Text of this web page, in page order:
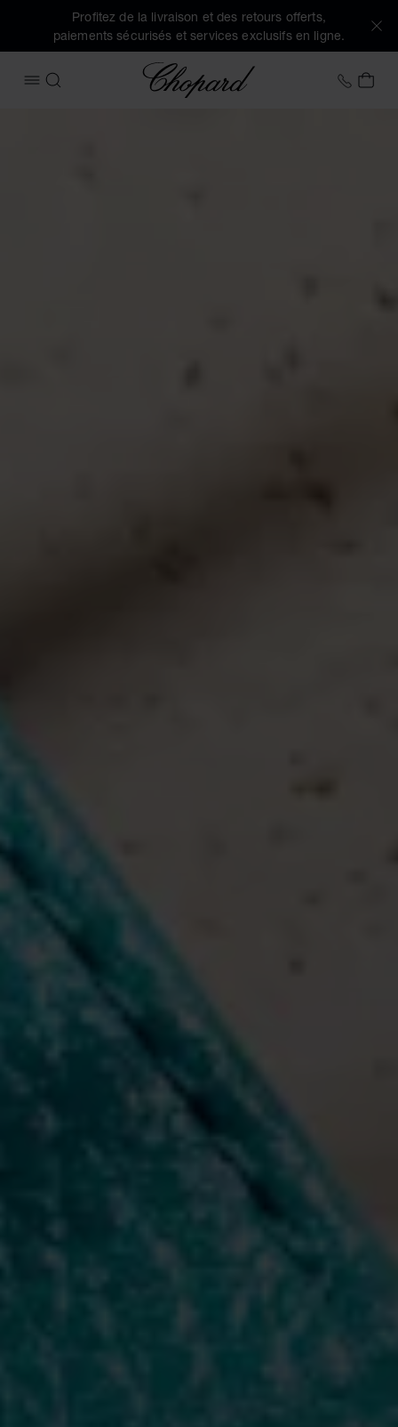
Profitez de la livraison et des retours offerts,
paiements sécurisés et services exclusifs en ligne.
OUVRIR LE MENU
RECHERCHER Chopard +41